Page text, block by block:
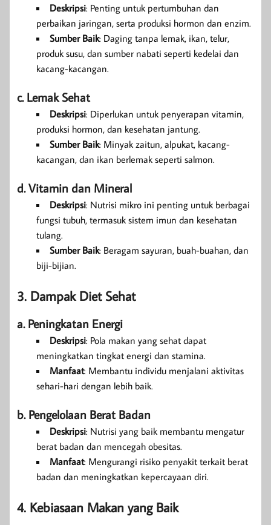
Deskripsi: Penting untuk pertumbuhan dan
perbaikan jaringan, serta produksi hormon dan enzim.
Sumber Baik: Daging tanpa lemak, ikan, telur,
produk susu, dan sumber nabati seperti kedelai dan
kacang-kacangan.
c. Lemak Sehat
Deskripsi: Diperlukan untuk penyerapan vitamin,
produksi hormon, dan kesehatan jantung.
Sumber Baik: Minyak zaitun, alpukat, kacang-
kacangan, dan ikan berlemak seperti salmon.
d. Vitamin dan Mineral
Deskripsi: Nutrisi mikro ini penting untuk berbagai
fungsi tubuh, termasuk sistem imun dan kesehatan
tulang.
Sumber Baik: Beragam sayuran, buah-buahan, dan
biji-bijian.
3. Dampak Diet Sehat
a. Peningkatan Energi
Deskripsi: Pola makan yang sehat dapat
meningkatkan tingkat energi dan stamina.
Manfaat: Membantu individu menjalani aktivitas
sehari-hari dengan lebih baik.
b. Pengelolaan Berat Badan
Deskripsi: Nutrisi yang baik membantu mengatur
berat badan dan mencegah obesitas.
Manfaat: Mengurangi risiko penyakit terkait berat
badan dan meningkatkan kepercayaan diri.
4. Kebiasaan Makan yang Baik